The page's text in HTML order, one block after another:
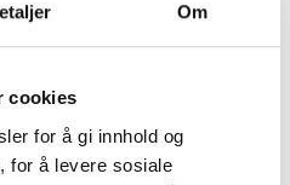
Om
cookies
for å gi innhold og
for å levere sosiale
8302